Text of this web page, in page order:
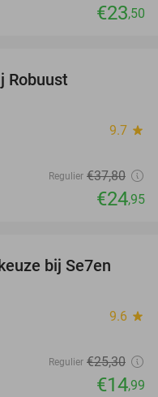
€23,50
Robuust
9.7 star
Regulier €37,80
€24,95
41%
bij Se7en
9.6 star
Regulier €25,30
€14,99